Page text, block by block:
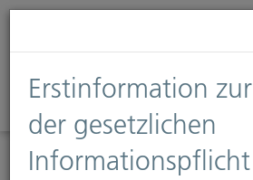
Diese Webseite verwendet
Informationen finden Sie auf
Diese Nachricht nicht
Erstinformation
der gesetzlichen